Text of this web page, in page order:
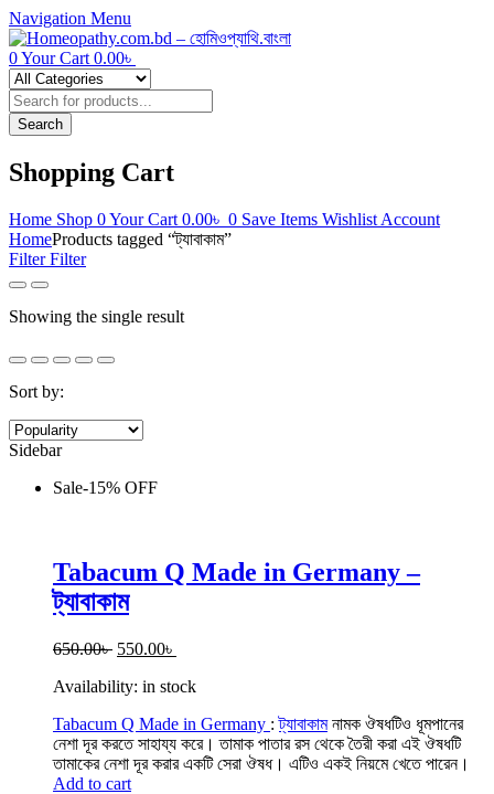
Navigation Menu
0Your Cart 0.00৳
Products
search
Search
Shopping Cart
Home Shop 0Your Cart 0.00৳ 0 Save Items Wishlist Account
HomeProducts tagged “ট্যাবাকাম”
FilterFilter
Showing the single result
Sort by:
Sidebar
Sale-15% OFF
Tabacum Q Made in Germany –
ট্যাবাকাম
650.00৳ Original
was:
550.00৳
is:
Availability: in stock
Tabacum Q Made in Germany :ট্যাবাকামনামক ঔষধটিও ধূমপানের
নেশা দূর করতে সাহায্য করে। তামাক পাতার রস থেকে তৈরী করা এই ঔষধটি
তামাকের নেশা দূর করার একটি সেরা ঔষধ। এটিও একই নিয়মে খেতে পারেন।
Add to cart